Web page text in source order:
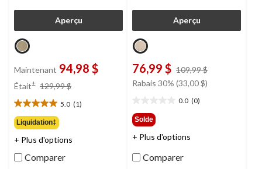
Aperçu
Maintenant 94,98 $
Était± 129,99 $
129,99 $
5.0 (1)
5.0
étoile(s)
sur
5.
1
évaluation
Liquidation‡
+ Plus d'options
Comparer
Aperçu
76,99 $ 109,99 $
Rabais 30% (33,00 $)
0.0 (0)
étoile(s)
sur
5.
Solde
+ Plus d'options
Comparer